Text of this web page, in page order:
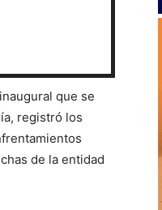
que se
registró los
de la entidad